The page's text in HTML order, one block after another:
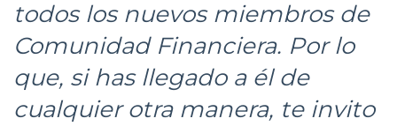
todos los nuevos miembros de
Comunidad Financiera. Por lo
que, si has llegado a él de
cualquier otra manera, te invito